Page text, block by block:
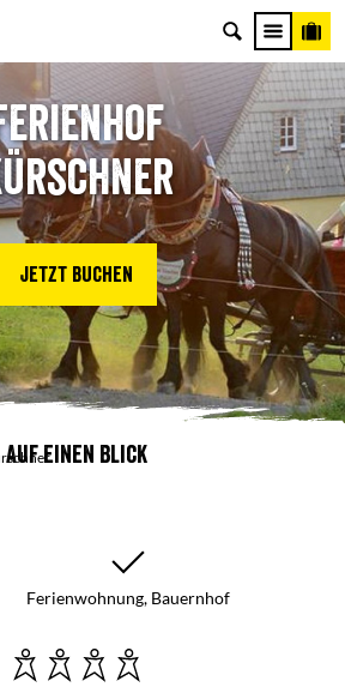
Jetzt buchen
Auf einen Blick
Ferienwohnung, Bauernhof